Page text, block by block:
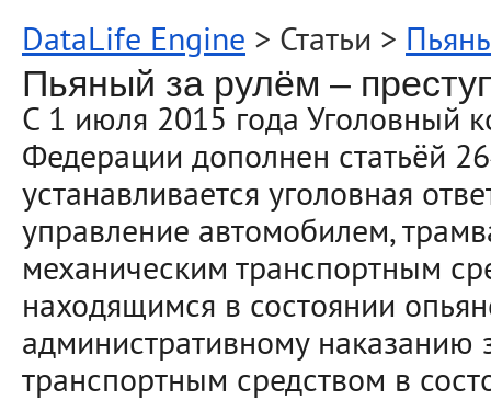
DataLife Engine > Статьи >
Пьяный за рулём –
С 1 июля 2015 года Уголовный
Федерации дополнен статьёй
устанавливается уголовная
управление автомобилем,
механическим транспортным
находящимся в состоянии
административному наказанию
транспортным средством в